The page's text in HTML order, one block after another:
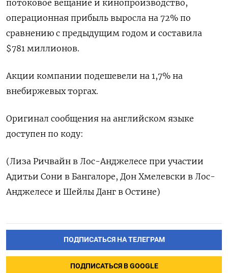
потоковое вещание и кинопроизводство,
операционная прибыль выросла на 72% по
сравнению с предыдущим годом и составила
$781 миллионов.
Акции компании подешевели на 1,7% на
внебиржевых торгах.
Оригинал сообщения на английском языке
доступен по коду:
(Лиза Ричвайн в Лос-Анджелесе при участии
Адитьи Сони в Бангалоре, Дон Хмелевски в Лос-
Анджелесе и Шейлы Данг в Остине)
ПОДПИСАТЬСЯ НА ТЕЛЕГРАМ
ПОДПИСАТЬСЯ В GOOGLE